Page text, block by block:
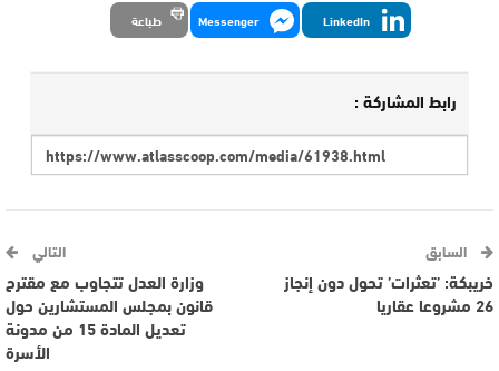
LinkedIn
Messenger طباعة
رابط المشاركة :
السابق
خريبكة: ’تعثرات’ تحول دون إنجاز
26 مشروعا عقاريا
التالي
وزارة العدل تتجاوب مع مقترح
قانون بمجلس المستشارين حول
تعديل المادة 15 من مدونة
الأسرة